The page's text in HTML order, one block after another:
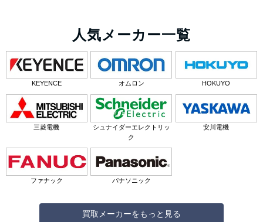
人気メーカー一覧
KEYENCE オムロン HOKUYO
三菱電機
シュナイダーエレクトリッ
ク
安川電機
ファナック パナソニック
買取メーカーをもっと見る